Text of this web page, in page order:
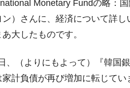
国は「中国と同じく」投資に不適格な
国･帰ってきた李在明。李在明を支持
国大統領府ボンクラ政策室長が告発
Monetary Fundの略：
ン）さんに、経済について詳
大したものです。
、（よりにもよって）『韓国
家計負債が再び増加に転じて